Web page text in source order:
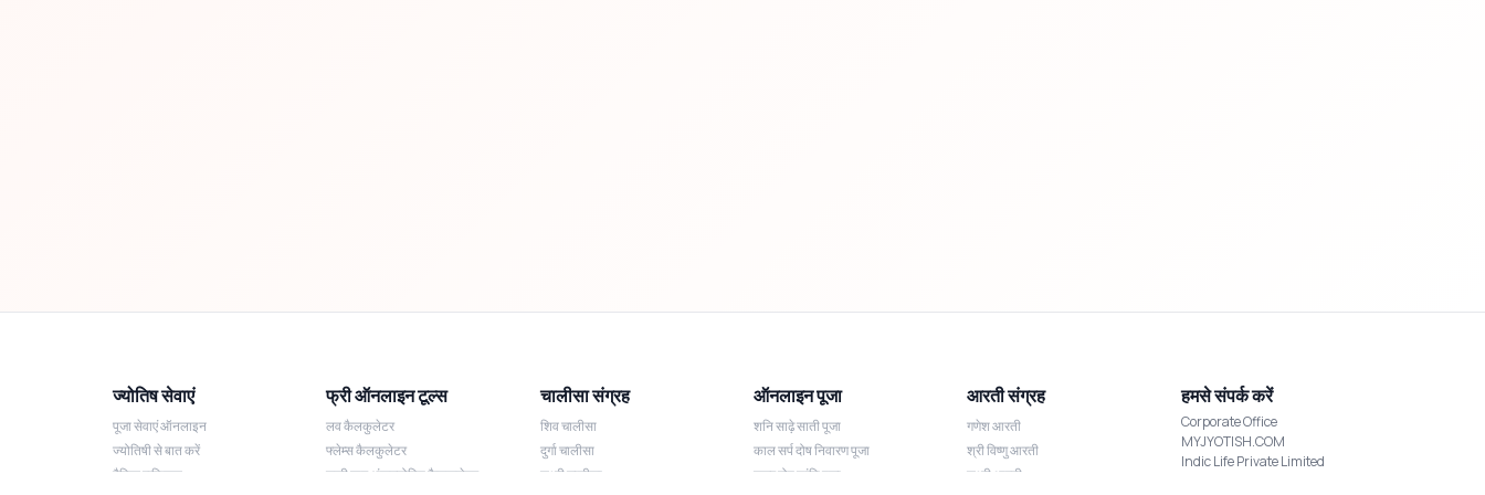
ज्योतिष सेवाएं
पूजा सेवाएं ऑनलाइन
ज्योतिषी से बात करें
दैनिक राशिफल
फ्री ऑनलाइन टूल्स
लव कैलकुलेटर
फ्लेम्स कैलकुलेटर
लकी नाम अंकज्योतिष कैलकुलेटर
चालीसा संग्रह
शिव चालीसा
दुर्गा चालीसा
लक्ष्मी चालीसा
ऑनलाइन पूजा
शनि साढ़े साती पूजा
काल सर्प दोष निवारण पूजा
नज़र दोष शांति पूजा
आरती संग्रह
गणेश आरती
श्री विष्णु आरती
लक्ष्मी आरती
हमसे संपर्क करें
Corporate Office
MYJYOTISH.COM
Indic Life Private Limited